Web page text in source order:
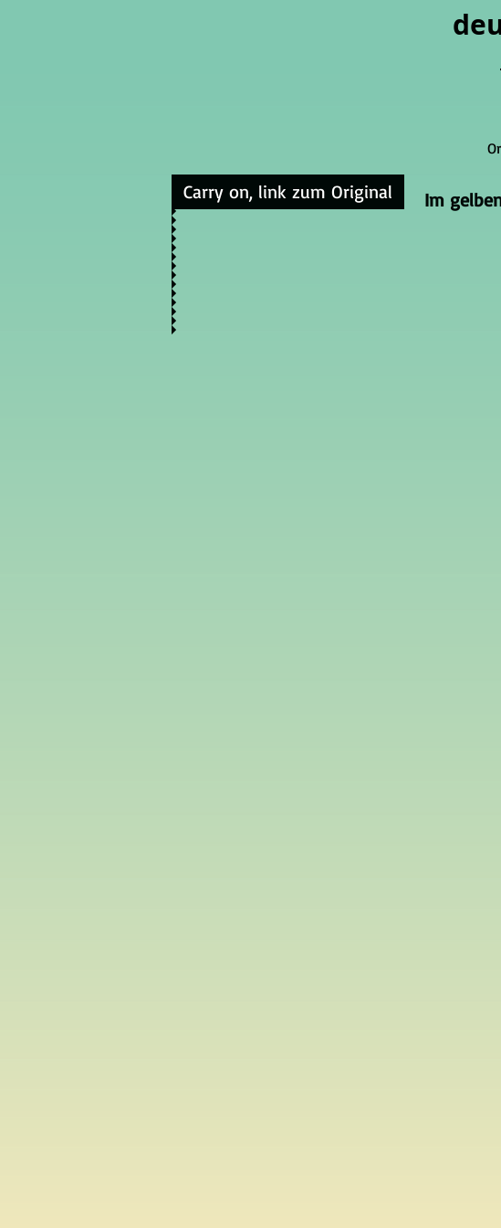
Carry on, link zum Original Im